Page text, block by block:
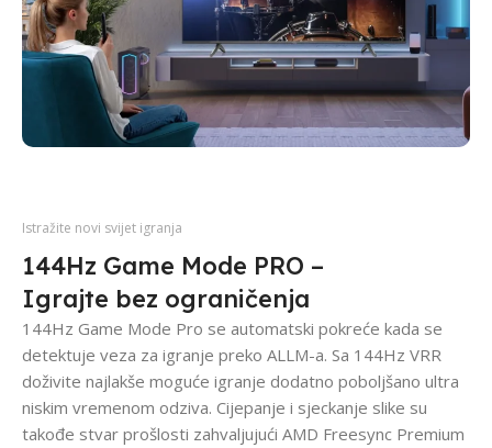
Istražite novi svijet igranja
144Hz Game Mode PRO –
Igrajte bez ograničenja
144Hz Game Mode Pro se automatski pokreće kada se
detektuje veza za igranje preko ALLM-a. Sa 144Hz VRR
doživite najlakše moguće igranje dodatno poboljšano ultra
niskim vremenom odziva. Cijepanje i sjeckanje slike su
takođe stvar prošlosti zahvaljujući AMD Freesync Premium